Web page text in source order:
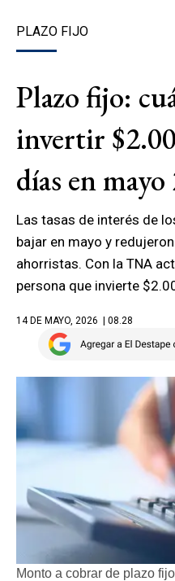
PLAZO FIJO
Plazo fijo:
invertir
días en
Las tasas de interés de
bajar en mayo y
ahorristas. Con la TNA
persona que invierte
14 DE MAYO, 2026 | 08.28
Monto a cobrar de plazo